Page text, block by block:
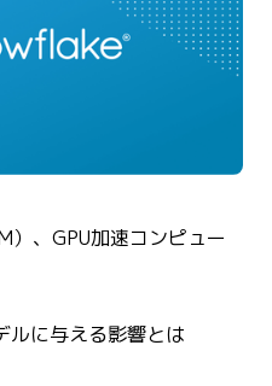
、GPU加速コンピュー
ルに与える影響とは